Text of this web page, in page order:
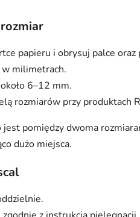
papieru i obrysuj palce oraz
w milimetrach.
6–12 mm.
rozmiarów przy produktach
jest pomiędzy dwoma
dużo miejsca.